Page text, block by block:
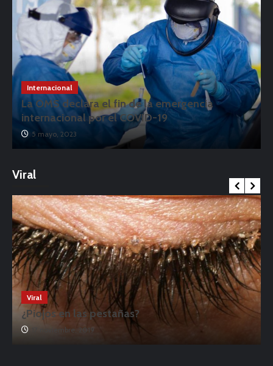
Internacional
La OMS declara el fin de la emergencia
internacional por el COVID-19
5 mayo, 2023
Viral
Viral
¿Piojos en las pestañas?
17 noviembre, 2019